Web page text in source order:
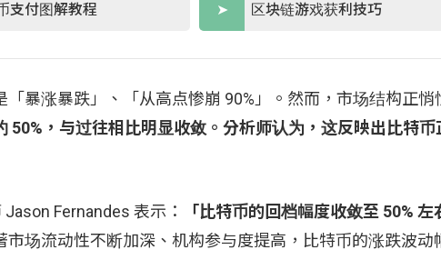
支付图解教程 区块链游戏获利技巧
暴涨暴跌」、「从高点惨崩 90%」。然而，市场结构正悄
50%，与过往相比明显收敛。分析师认为，这反映出比特币
Fernandes 表示：
「比特币的回档幅度收敛至 50% 左
市场流动性不断加深、机构参与度提高，比特币的涨跌波动